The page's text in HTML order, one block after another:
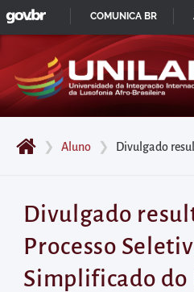
Pular
para
início
do
principal
Acessar
diretamente
o
❯ Aluno ❯ Divulgado resultado
Divulgado
Processo
Simplificado do
IR
GOVBR
COMUNICA BR